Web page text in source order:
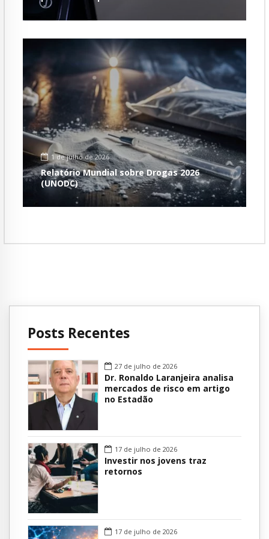
1 de julho de 2026
Relatório Mundial sobre Drogas 2026
(UNODC)
Posts Recentes
27 de julho de 2026
Dr. Ronaldo Laranjeira analisa
mercados de risco em artigo
no Estadão
17 de julho de 2026
Investir nos jovens traz
retornos
17 de julho de 2026